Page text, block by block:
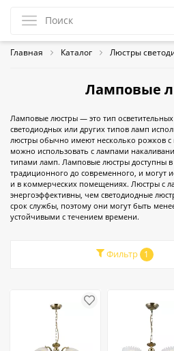
Главная Каталог Люстры
Ламповые
Ламповые люстры — это тип
светодиодных или других типов ламп
люстры обычно имеют несколько рожков
можно использовать с лампами
типами ламп. Ламповые люстры доступны в
традиционного до современного, и могут
и в коммерческих помещениях. Люстры с
энергоэффективны, чем светодиодные
срок службы, поэтому они могут быть
устойчивыми с течением времени.
Фильтр 1